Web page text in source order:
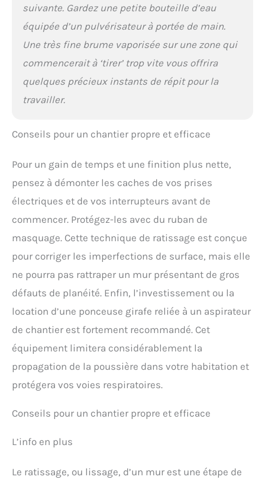
suivante. Gardez une petite bouteille d’eau
équipée d’un pulvérisateur à portée de main.
Une très fine brume vaporisée sur une zone qui
commencerait à ‘tirer’ trop vite vous offrira
quelques précieux instants de répit pour la
travailler.
Conseils pour un chantier propre et efficace
Pour un gain de temps et une finition plus nette,
pensez à démonter les caches de vos prises
électriques et de vos interrupteurs avant de
commencer. Protégez-les avec du ruban de
masquage. Cette technique de ratissage est conçue
pour corriger les imperfections de surface, mais elle
ne pourra pas rattraper un mur présentant de gros
défauts de planéité. Enfin, l’investissement ou la
location d’une ponceuse girafe reliée à un aspirateur
de chantier est fortement recommandé. Cet
équipement limitera considérablement la
propagation de la poussière dans votre habitation et
protégera vos voies respiratoires.
Conseils pour un chantier propre et efficace
L’info en plus
Le ratissage, ou lissage, d’un mur est une étape de